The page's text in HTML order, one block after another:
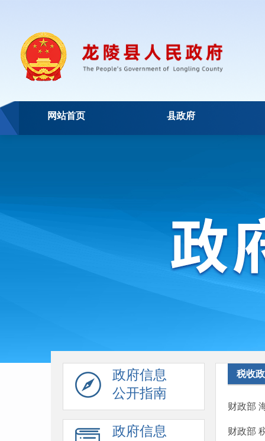
网站首页 县政府
政府信息
公开指南
政府信息
税收
财政部
财政部